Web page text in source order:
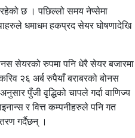
छ । पछिल्लो समय नेप्सेमा
धमाधम हकप्रद सेयर घोषणादेखि
सेयरको रुपमा पनि धेरै सेयर बजारमा
२६ अर्ब रुपैयाँ बराबरको बोनस
पुँजी वृद्धिको चापले गर्दा वाणिज्य
र वित्त कम्पनीहरुले पनि गत
गर्दैछन् ।